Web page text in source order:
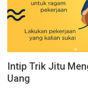
Intip Trik Jitu
Uang